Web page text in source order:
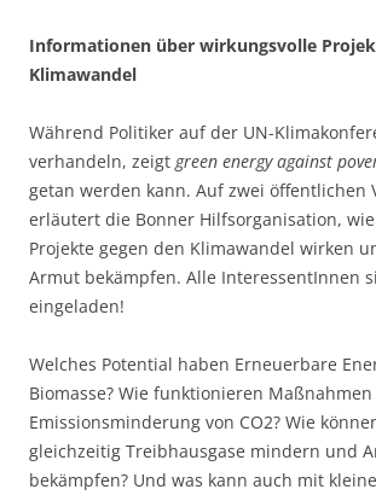
Informationen über wirkungsvolle
Klimawandel
Während Politiker auf der UN-
ver­han­deln, zeigt green energy against
getan werden kann. Auf zwei öffent­lichen
erläutert die Bonner Hilfs­organisation,
Projekte gegen den Klimawandel wirken
Armut bekämpfen. Alle InteressentInnen
eingeladen!
Welches Potential haben Erneuerbare
Biomasse? Wie funktionieren
Emissionsminderung von CO2? Wie
gleichzeitig Treibhausgase mindern und
bekämpfen? Und was kann auch mit